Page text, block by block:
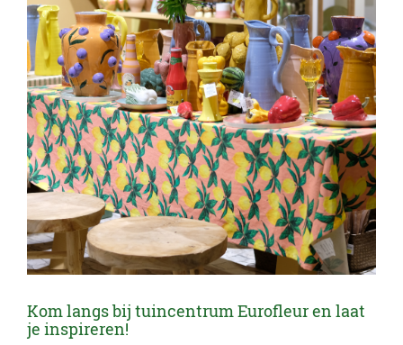
Kom langs bij tuincentrum Eurofleur en laat
je inspireren!